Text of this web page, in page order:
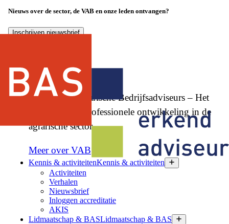
Nieuws over de sector, de VAB en onze leden ontvangen?
Inschrijven nieuwsbrief
Vereniging Agrarische Bedrijfsadviseurs – Het
netwerk voor professionele ontwikkeling in de
agrarische sector.
Meer over VAB
Kennis & activiteitenKennis & activiteiten
Activiteiten
Verhalen
Nieuwsbrief
Inloggen accreditatie
AKIS
Lidmaatschap & BASLidmaatschap & BAS